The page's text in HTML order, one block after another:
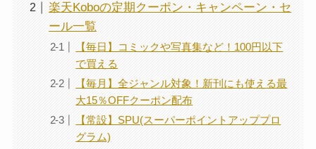
楽天Koboの定期クーポン・キャンペーン・セ
ール一覧
【毎日】コミックや写真集など！100円以下
で買える
【毎月】全ジャンル対象！新刊にも使える最
大15％OFFクーポン配布
【常設】SPU(スーパーポイントアッププロ
グラム)